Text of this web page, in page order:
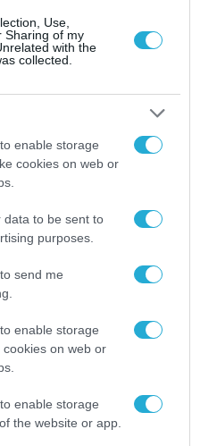
Use,
Sharing of my
with the
collected.
enable storage
cookies on web or
data to be sent to
purposes.
send me
enable storage
on web or
enable storage
the website or app.